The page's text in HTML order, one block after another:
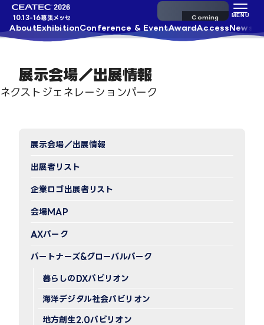
10.13-16幕張メッセ
AboutExhibitionConference & EventAwardAccess News
来場事前登録
MENU
展示会場／出展情報
ネクストジェネレーションパーク
展示会場／出展情報
出展者リスト
企業ロゴ出展者リスト
会場MAP
AXパーク
パートナーズ&グローバルパーク
暮らしのDXパビリオン
海洋デジタル社会パビリオン
地方創生2.0パビリオン